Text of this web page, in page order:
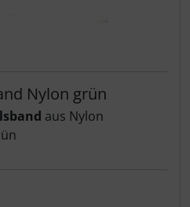
Nylon grün
aus Nylon